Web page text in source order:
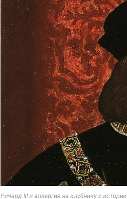
Ричард III и аллергия на клубнику в